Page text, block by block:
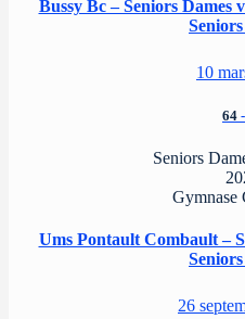
Bussy Bc – Seniors Dames
10
64 -
Seniors
Gymnase
Ums Pontault Combault –
26